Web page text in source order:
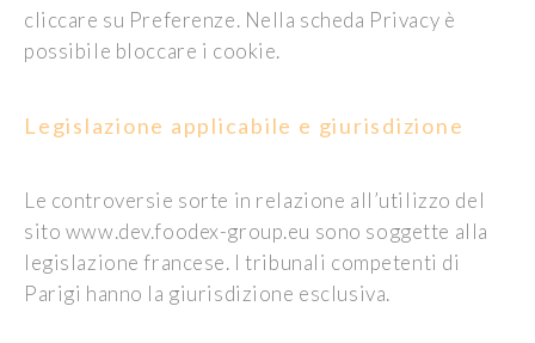
cliccare su Preferenze. Nella scheda Privacy è
possibile bloccare i cookie.
Legislazione applicabile e giurisdizione
Le controversie sorte in relazione all’utilizzo del
sito www.dev.foodex-group.eu sono soggette alla
legislazione francese. I tribunali competenti di
Parigi hanno la giurisdizione esclusiva.